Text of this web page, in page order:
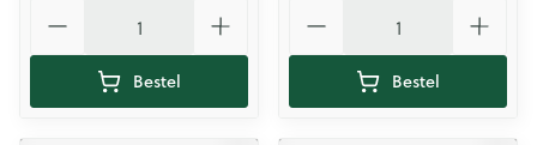
Bestel Bestel